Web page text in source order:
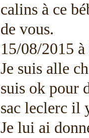
calins à ce
de vous.
15/08/2015
Je suis alle
suis ok pour
sac leclerc il
Je lui ai